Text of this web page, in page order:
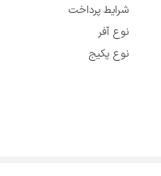
شرایط پرداخت
نوع آفر
نوع پکیج